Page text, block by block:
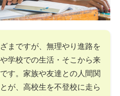
まですが、無理やり進路を
学校での生活・そこから来
す。家族や友達との人間関
が、高校生を不登校に走ら